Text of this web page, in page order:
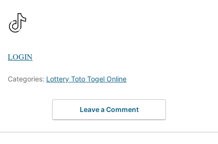
LOGIN
Categories: Lottery Toto Togel Online
Leave a Comment